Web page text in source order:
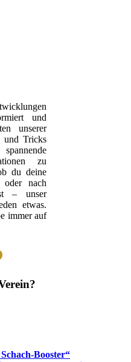
und
unserer
und Tricks
zu
du deine
oder nach
– unser
etwas.
immer auf
Booster“